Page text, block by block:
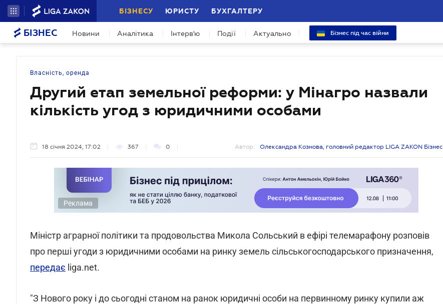
БІЗНЕСУ ЮРИСТУ БУХГАЛТЕРУ
БІЗНЕС Новини Аналітика Інтерв'ю Події Актуально Бізнес під час війни
Власність, оренда
Другий етап земельної реформи: у Мінагро назвали
кількість угод з юридичними особами
18 січня 2024, 17:02 367 0 Автор: Олександра Кознова, головний редактор LIGA ZAKON Бізнес
Реклама
Міністр аграрної політики та продовольства Микола Сольський в ефірі телемарафону розповів
про перші угоди з юридичними особами на ринку земель сільськогосподарського призначення,
передає liga.net.
"З Нового року і до сьогодні станом на ранок юридичні особи на первинному ринку купили аж